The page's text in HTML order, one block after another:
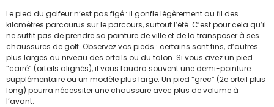
Le pied du golfeur n’est pas figé : il gonfle légèrement au fil des
kilomètres parcourus sur le parcours, surtout l’été. C’est pour cela qu’il
ne suffit pas de prendre sa pointure de ville et de la transposer à ses
chaussures de golf. Observez vos pieds : certains sont fins, d’autres
plus larges au niveau des orteils ou du talon. Si vous avez un pied
“carré” (orteils alignés), il vous faudra souvent une demi-pointure
supplémentaire ou un modèle plus large. Un pied “grec” (2e orteil plus
long) pourra nécessiter une chaussure avec plus de volume à
l’avant.